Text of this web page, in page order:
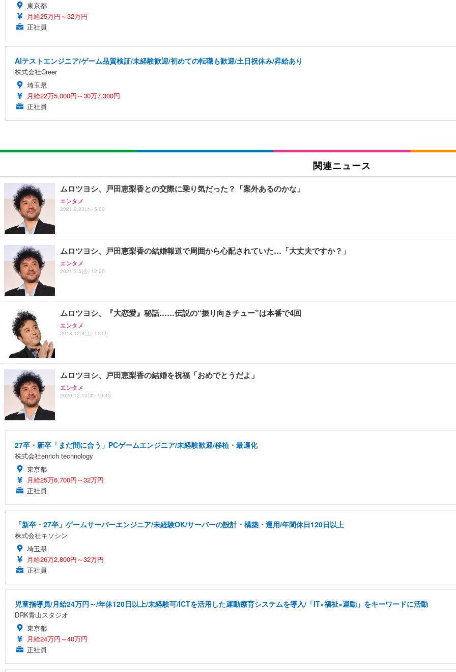
東京都
月給25万円～32万円
正社員
AIテストエンジニア/ゲーム品質検証/未経験歓迎/初めての転職も歓迎/土日祝休み/昇給あり
株式会社Creer
埼玉県
月給22万5,000円～30万7,300円
正社員
関連ニュース
ムロツヨシ、戸田恵梨香との交際に乗り気だった？「案外あるのかな」
エンタメ
2021.9.23(木) 5:00
ムロツヨシ、戸田恵梨香の結婚報道で周囲から心配されていた…「大丈夫ですか？」
エンタメ
2021.3.5(金) 12:25
ムロツヨシ、『大恋愛』秘話……伝説の“振り向きチュー”は本番で4回
エンタメ
2018.12.8(土) 11:50
ムロツヨシ、戸田恵梨香の結婚を祝福「おめでとうだよ」
エンタメ
2020.12.10(木) 19:45
27卒・新卒「まだ間に合う」PCゲームエンジニア/未経験歓迎/移植・最適化
株式会社enrich technology
東京都
月給25万6,700円～32万円
正社員
「新卒・27卒」ゲームサーバーエンジニア/未経験OK/サーバーの設計・構築・運用/年間休日120日以上
株式会社キソシン
埼玉県
月給26万2,800円～32万円
正社員
児童指導員/月給24万円～/年休120日以上/未経験可/ICTを活用した運動療育システムを導入/「IT×福祉×運動」をキーワードに活動
DRK青山スタジオ
東京都
月給24万円～40万円
正社員